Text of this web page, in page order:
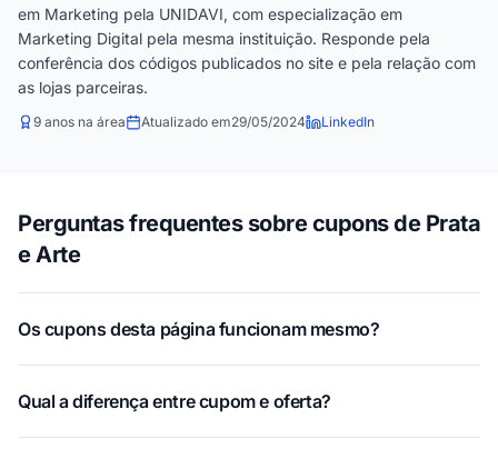
em Marketing pela UNIDAVI, com especialização em
Marketing Digital pela mesma instituição. Responde pela
conferência dos códigos publicados no site e pela relação com
as lojas parceiras.
9 anos na área Atualizado em29/05/2024 LinkedIn
Perguntas frequentes sobre cupons de Prata
e Arte
Os cupons desta página funcionam mesmo?
Qual a diferença entre cupom e oferta?